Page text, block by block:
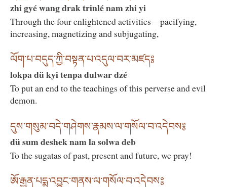
zhi gyé wang drak trinlé nam zhi yi
Through the four enlightened activities—pacifying,
increasing, magnetizing and subjugating,
ལོག་པ་བདུད་ཀྱི་བསྟན་པ་འདུལ་བར་མཛད༔
lokpa dü kyi tenpa dulwar dzé
To put an end to the teachings of this perverse and evil
demon.
དུས་གསུམ་བདེ་གཤེགས་རྣམས་ལ་གསོལ་བ་འདེབས༔
dü sum deshek nam la solwa deb
To the sugatas of past, present and future, we pray!
ཨོ་རྒྱན་པདྨ་འབྱུང་གནས་ལ་གསོལ་བ་འདེབས༔